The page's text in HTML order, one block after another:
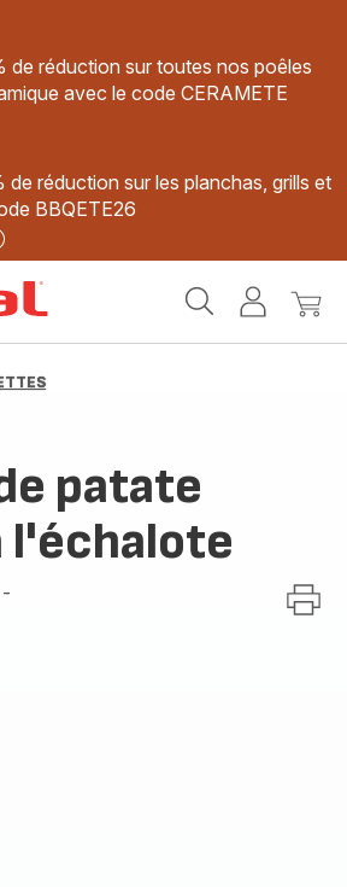
de réduction sur toutes nos poêles
avec le code CERAMETE
réduction sur les planchas, grills et
BBQETE26
MonMon
patate
l'échalote
-